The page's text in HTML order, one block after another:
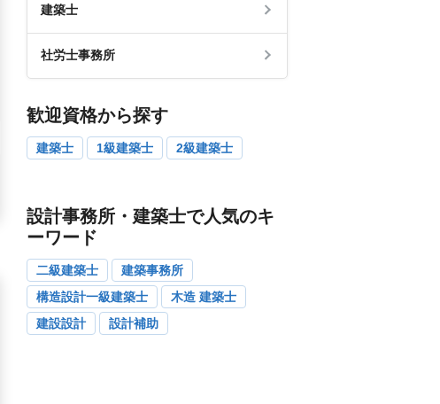
建築士
社労士事務所
歓迎資格から探す
建築士 1級建築士 2級建築士
設計事務所・建築士で人気のキ
ーワード
二級建築士
建築事務所
構造設計一級建築士
木造 建築士
建設設計
設計補助